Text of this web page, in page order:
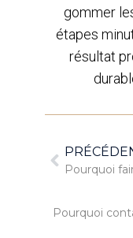
gommer
étapes
résultat